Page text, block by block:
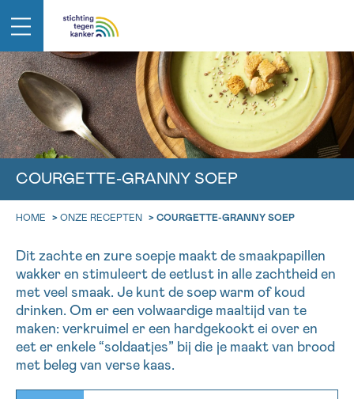
COURGETTE-GRANNY SOEP
HOME > ONZE RECEPTEN > COURGETTE-GRANNY SOEP
Dit zachte en zure soepje maakt de smaakpapillen
wakker en stimuleert de eetlust in alle zachtheid en
met veel smaak. Je kunt de soep warm of koud
drinken. Om er een volwaardige maaltijd van te
maken: verkruimel er een hardgekookt ei over en
eet er enkele “soldaatjes” bij die je maakt van brood
met beleg van verse kaas.
EMAIL
VOORNAAM
IN DE STRIJD TEGEN KANKER STA JE
Professionele medewerkers beantwoorden je vragen
ma-vrij 9u tot 18u
Via ons
contactformulier
Ik wil graag opgebeld worden
Meer weten over Kankerinfo
geen enkele diagnose
TERUG
NAAM
TERUG
KIES DE TIJDSSPANNE VAN JE AFSPRAAK
9h-11h
11h-13h
13h-16h
16h-18h